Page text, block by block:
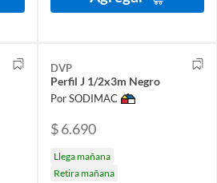
DVP
Perfil J 1/2x3m Negro
Por SODIMAC
$ 6.690
Llega mañana
Retira mañana